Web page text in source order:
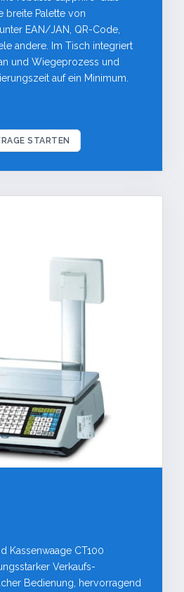
breite Palette von
EAN/JAN, QR-Code,
andere. Im Tisch integriert
und Wiegeprozess und
auf ein Minimum.
STARTEN
Kassenwaage CT100
Verkaufs-
Bedienung, hervorragend